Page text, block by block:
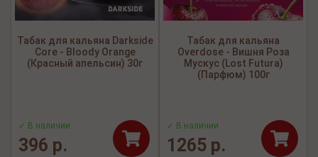
Табак для кальяна Darkside
Core - Bloody Orange
(Красный апельсин) 30г
✓ В наличии
396 р.
Табак для кальяна
Overdose - Вишня Роза
Мускус (Lost Futura)
(Парфюм) 100г
✓ В наличии
1265 р.